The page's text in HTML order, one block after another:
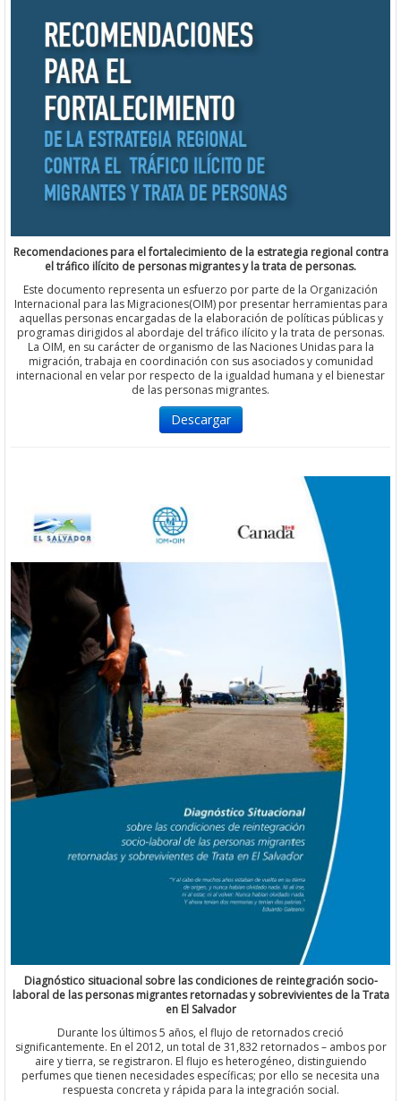
Recomendaciones para el fortalecimiento de la estrategia regional contra
el tráfico ilícito de personas migrantes y la trata de personas.
Este documento representa un esfuerzo por parte de la Organización
Internacional para las Migraciones(OIM) por presentar herramientas para
aquellas personas encargadas de la elaboración de políticas públicas y
programas dirigidos al abordaje del tráfico ilícito y la trata de personas.
La OIM, en su carácter de organismo de las Naciones Unidas para la
migración, trabaja en coordinación con sus asociados y comunidad
internacional en velar por respecto de la igualdad humana y el bienestar
de las personas migrantes.
Descargar
Diagnóstico situacional sobre las condiciones de reintegración socio-
laboral de las personas migrantes retornadas y sobrevivientes de la Trata
en El Salvador
Durante los últimos 5 años, el flujo de retornados creció
significantemente. En el 2012, un total de 31,832 retornados – ambos por
aire y tierra, se registraron. El flujo es heterogéneo, distinguiendo
perfumes que tienen necesidades específicas; por ello se necesita una
respuesta concreta y rápida para la integración social.